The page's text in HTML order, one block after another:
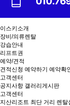
이스키소개
장비/의류렌탈
강습안내
리프트권
예약/견적
견적신청 예약하기 예약확
고객센터
공지사항 갤러리게시판
고객센터
지산리조트 최단 거리 렌탈